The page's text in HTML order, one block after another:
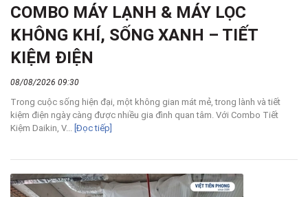
COMBO MÁY LẠNH & MÁY LỌC
KHÔNG KHÍ, SỐNG XANH – TIẾT
KIỆM ĐIỆN
08/08/2026 09:30
Trong cuộc sống hiện đại, một không gian mát mẻ, trong lành và tiết
kiệm điện ngày càng được nhiều gia đình quan tâm. Với Combo Tiết
Kiệm Daikin, V...
[Đọc tiếp]